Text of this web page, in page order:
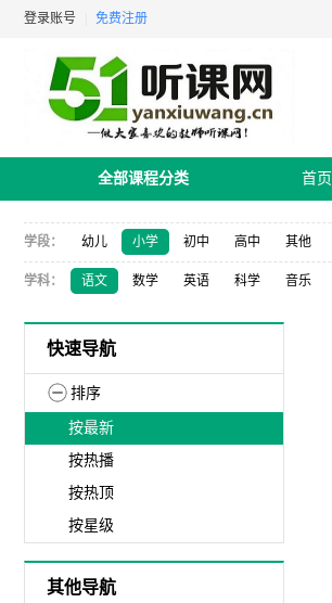
登录账号 免费注册
全部课程分类 首页
学段： 幼儿 小学 初中 高中 其他
学科： 语文 数学 英语 科学 音乐
快速导航
排序
按最新
按热播
按热顶
按星级
其他导航